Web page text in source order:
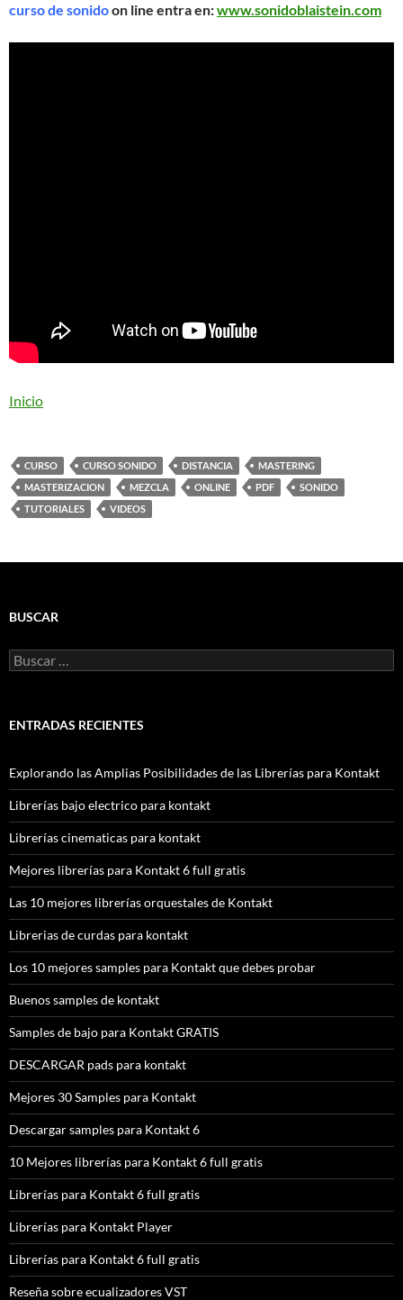
curso de sonidoon line entra en:www.sonidoblaistein.com
Inicio
CURSO CURSO SONIDO DISTANCIA
MASTERING
MASTERIZACION
MEZCLA ONLINE PDF
SONIDO
TUTORIALES
VIDEOS
BUSCAR
Buscar:
ENTRADAS RECIENTES
Explorando las Amplias Posibilidades de las Librerías para Kontakt
Librerías bajo electrico para kontakt
Librerías cinematicas para kontakt
Mejores librerías para Kontakt 6 full gratis
Las 10 mejores librerías orquestales de Kontakt
Librerias de curdas para kontakt
Los 10 mejores samples para Kontakt que debes probar
Buenos samples de kontakt
Samples de bajo para Kontakt GRATIS
DESCARGAR pads para kontakt
Mejores 30 Samples para Kontakt
Descargar samples para Kontakt 6
10 Mejores librerías para Kontakt 6 full gratis
Librerías para Kontakt 6 full gratis
Librerías para Kontakt Player
Librerías para Kontakt 6 full gratis
Reseña sobre ecualizadores VST